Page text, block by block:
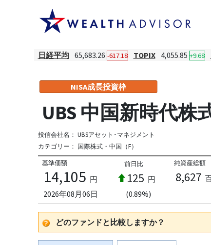
日経平均 65,683.26 -617.18 TOPIX 4,055.85 +9.68
NISA成長投資枠
UBS 中国新時代株
投信会社名： UBSアセット･マネジメント
カテゴリー： 国際株式・中国（F）
基準価額
14,105 円
2026年08月06日
前日比
125 円
(0.89%)
純資産総額
8,627
どのファンドと比較しますか？